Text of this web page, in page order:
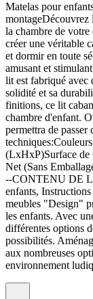
Matelas pour
la chambre de
créer une véritable
et dormir en toute
amusant et
lit est fabriqué avec
solidité et sa
finitions, ce lit
chambre d'enfant.
permettra de
(LxHxP)Surface de
Net (Sans
--CONTENU DE
enfants,
meubles "Design"
les enfants. Avec
différentes options
possibilités.
aux nombreuses
environnement